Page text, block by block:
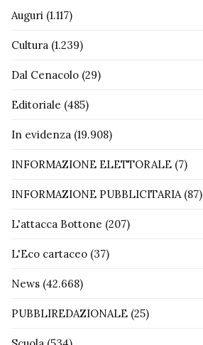
Auguri (1.117)
Cultura (1.239)
Dal Cenacolo (29)
Editoriale (485)
In evidenza (19.908)
INFORMAZIONE ELETTORALE (7)
INFORMAZIONE PUBBLICITARIA(87)
L'attacca Bottone (207)
L'Eco cartaceo (37)
News (42.668)
PUBBLIREDAZIONALE (25)